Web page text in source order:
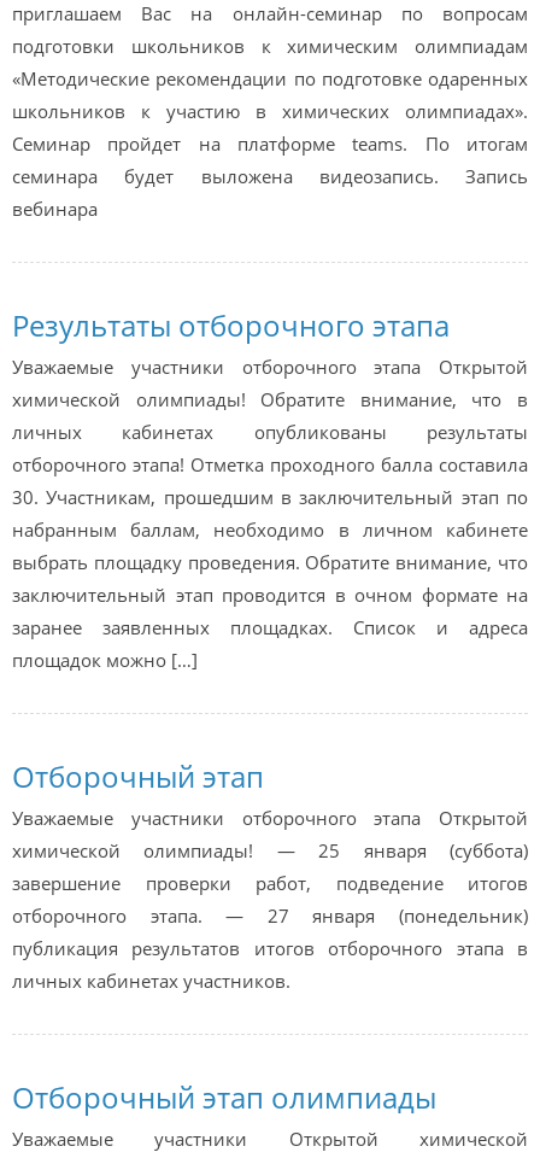
приглашаем Вас на онлайн-семинар по вопросам
подготовки школьников к химическим олимпиадам
«Методические рекомендации по подготовке одаренных
школьников к участию в химических олимпиадах».
Семинар пройдет на платформе teams. По итогам
семинара будет выложена видеозапись. Запись
вебинара
Результаты отборочного этапа
Уважаемые участники отборочного этапа Открытой
химической олимпиады! Обратите внимание, что в
личных кабинетах опубликованы результаты
отборочного этапа! Отметка проходного балла составила
30. Участникам, прошедшим в заключительный этап по
набранным баллам, необходимо в личном кабинете
выбрать площадку проведения. Обратите внимание, что
заключительный этап проводится в очном формате на
заранее заявленных площадках. Список и адреса
площадок можно […]
Отборочный этап
Уважаемые участники отборочного этапа Открытой
химической олимпиады! — 25 января (суббота)
завершение проверки работ, подведение итогов
отборочного этапа. — 27 января (понедельник)
публикация результатов итогов отборочного этапа в
личных кабинетах участников.
Отборочный этап олимпиады
Уважаемые участники Открытой химической